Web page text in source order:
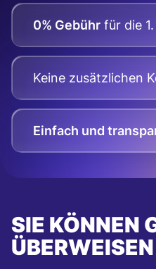
0% Gebühr für die
Keine zusätzlichen
Einfach und
SIE KÖNNEN